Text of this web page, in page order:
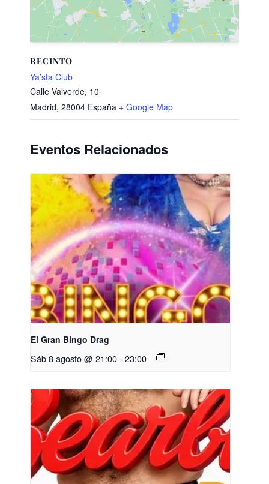
RECINTO
Ya’sta Club
Calle Valverde, 10
Madrid, 28004 España + Google Map
Eventos Relacionados
El Gran Bingo Drag
Sáb 8 agosto @ 21:00- 23:00